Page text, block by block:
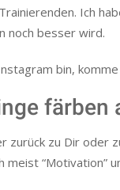
Ich
noch besser wird.
bin,
färben
zurück zu Dir oder
meist “Motivation”